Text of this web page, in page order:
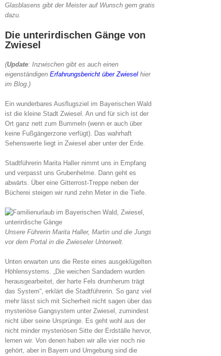
Glasblasens gibt der Meister auf Wunsch gern gratis
dazu.
Die unterirdischen Gänge von
Zwiesel
(Update: Inzwischen gibt es auch einen
eigenständigen Erfahrungsbericht über Zwiesel hier
im Blog.)
Ein wunderbares Ausflugsziel im Bayerischen Wald
ist die kleine Stadt Zwiesel. An und für sich ist der
Ort ganz nett zum Bummeln (wenn er auch über
keine Fußgängerzone verfügt). Das wahrhaft
Sehenswerte liegt in Zwiesel aber unter der Erde.
Stadtführerin Marita Haller nimmt uns in Empfang
und verpasst uns Grubenhelme. Dann geht es
abwärts. Über eine Gitterrost-Treppe neben der
Bücherei steigen wir rund zehn Meter in die Tiefe.
Unsere Führerin Marita Haller, Martin und die Jungs
vor dem Portal in die Zwieseler Unterwelt.
Unten erwarten uns die Reste eines ausgeklügelten
Höhlensystems. „Die weichen Sandadern wurden
herausgearbeitet, der harte Fels drumherum trägt
das System“, erklärt die Stadtführerin. So ganz viel
mehr lässt sich mit Sicherheit nicht sagen über das
mysteriöse Gangsystem unter Zwiesel, zumindest
nicht über seine Ursprünge. Es geht wohl aus der
nicht minder mysteriösen Sitte der Erdställe hervor,
lernen wir. Von denen haben wir alle vier noch nie
gehört, aber in Bayern und Umgebung sind die